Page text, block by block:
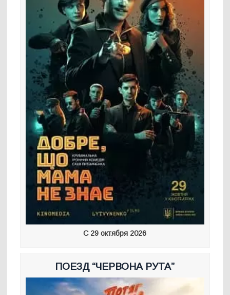
С 29 октября 2026
ПОЕЗД “ЧЕРВОНА РУТА”